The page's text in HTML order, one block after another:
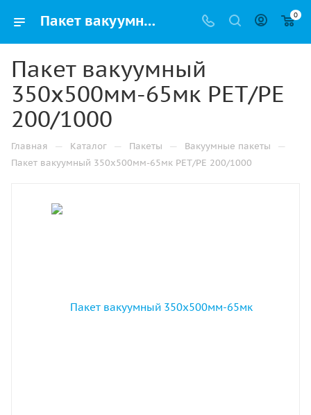
Пакет вакуумный 350х500мм-65мк РЕТ/РЕ 200/1000 купить в Москве с доставкой оптом и в розницу 0
Пакет вакуумный
350х500мм-65мк РЕТ/РЕ
200/1000
Главная — Каталог — Пакеты — Вакуумные пакеты —
Пакет вакуумный 350х500мм-65мк РЕТ/РЕ 200/1000